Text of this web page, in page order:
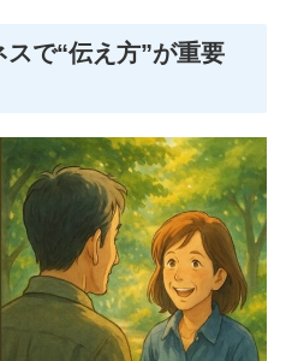
で“伝え方”が重要